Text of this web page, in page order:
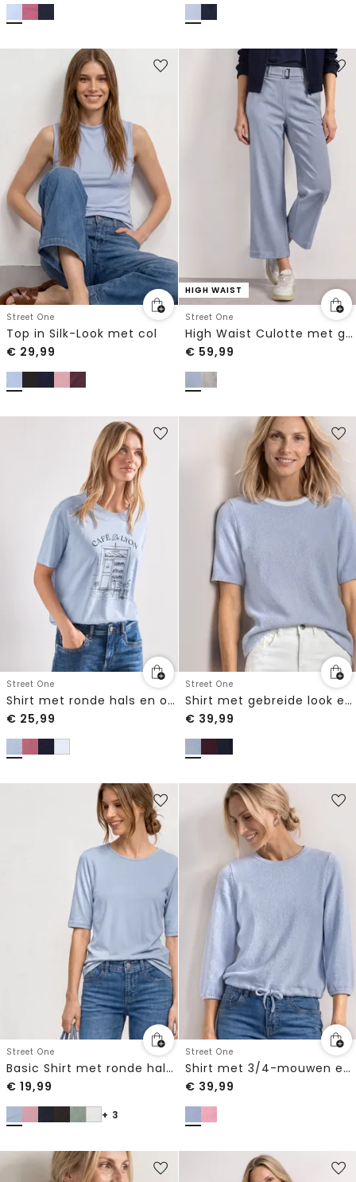
Street One
Top in Silk-Look met col
€ 29,99
HIGH WAIST
Street One
High Waist Culotte met gespdetail
€ 59,99
Street One
Shirt met ronde hals en opdruk aan de voorkant
€ 25,99
Street One
Shirt met gebreide look en ronde hals
€ 39,99
Street One
Basic Shirt met ronde hals in Unifarbe
€ 19,99
+ 3
Street One
Shirt met 3/4-mouwen en ronde hals in gebreide look
€ 39,99